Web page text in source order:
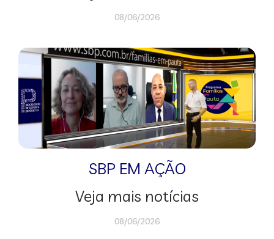
08/06/2026
SBP EM AÇÃO
Veja mais notícias
08/06/2026